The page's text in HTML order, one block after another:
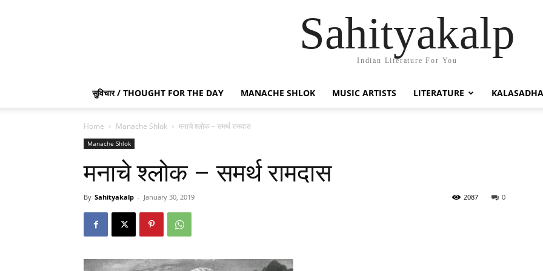
Sahityakalp
Indian Literature For You
सुविचार / THOUGHT FOR THE DAY MANACHE SHLOK MUSIC ARTISTS LITERATURE
Home Manache Shlok मनाचे श्लोक – समर्थ रामदास
Manache Shlok
मनाचे श्लोक – समर्थ रामदास
By Sahityakalp - January 30, 2019 0
2087